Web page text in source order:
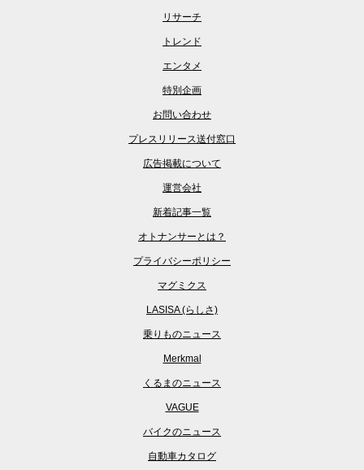
リサーチ
トレンド
エンタメ
特別企画
お問い合わせ
プレスリリース送付窓口
広告掲載について
運営会社
新着記事一覧
オトナンサーとは？
プライバシーポリシー
マグミクス
LASISA (らしさ)
乗りものニュース
Merkmal
くるまのニュース
VAGUE
バイクのニュース
自動車カタログ